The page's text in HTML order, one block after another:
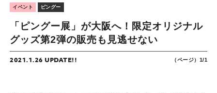
イベント ピングー
「ピングー展」が大阪へ！限定オリジナル
グッズ第2弾の販売も見逃せない
2021.1.26 UPDATE!! （ページ）1/1